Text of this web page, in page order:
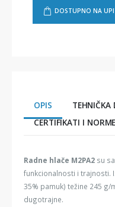
DOSTUPNO NA
OPIS
TEHNIČKA
CERTIFIKATI I NORME
Radne hlače M2PA2 su
funkcionalnosti i trajnosti.
35% pamuk) težine 245 g/
dugotrajne.